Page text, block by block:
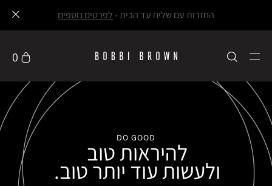
החזרות עם שליח עד הבית - לפרטים נוספים
0
DO GOOD
להיראות טוב
ולעשות עוד יותר טוב.